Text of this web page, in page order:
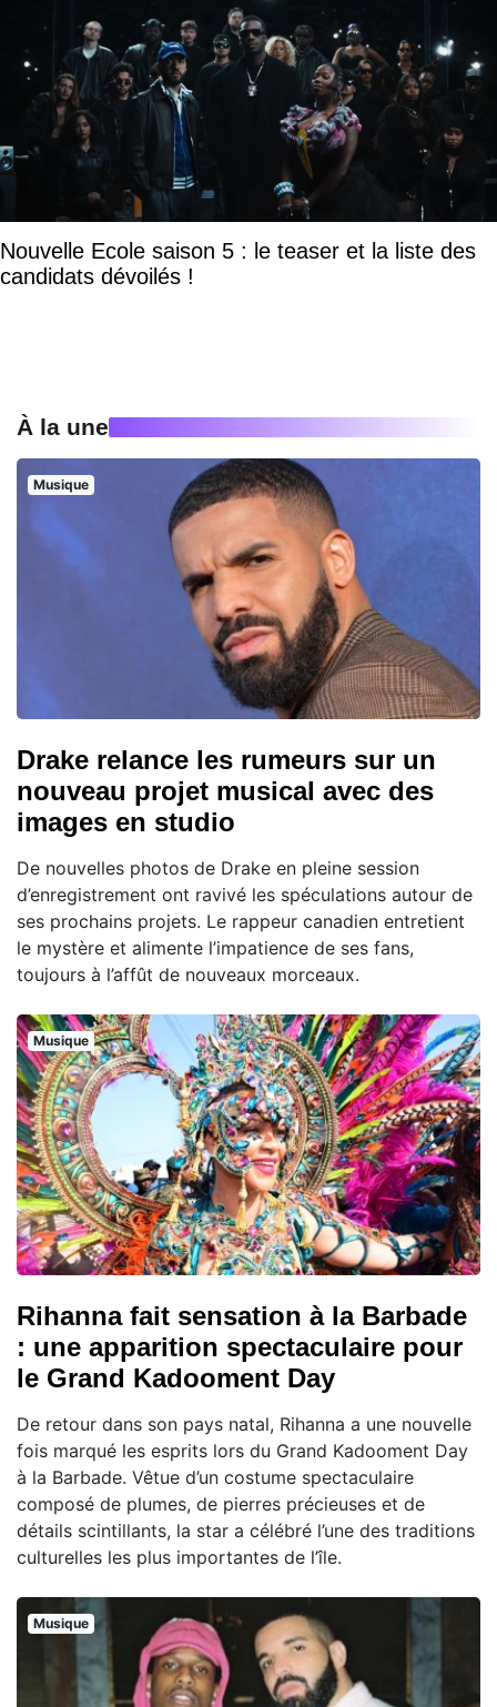
Nouvelle Ecole saison 5 : le teaser et la liste des
candidats dévoilés !
À la une
Musique
Drake relance les rumeurs sur un
nouveau projet musical avec des
images en studio
De nouvelles photos de Drake en pleine session
d’enregistrement ont ravivé les spéculations autour de
ses prochains projets. Le rappeur canadien entretient
le mystère et alimente l’impatience de ses fans,
toujours à l’affût de nouveaux morceaux.
Musique
Rihanna fait sensation à la Barbade
: une apparition spectaculaire pour
le Grand Kadooment Day
De retour dans son pays natal, Rihanna a une nouvelle
fois marqué les esprits lors du Grand Kadooment Day
à la Barbade. Vêtue d’un costume spectaculaire
composé de plumes, de pierres précieuses et de
détails scintillants, la star a célébré l’une des traditions
culturelles les plus importantes de l’île.
Musique